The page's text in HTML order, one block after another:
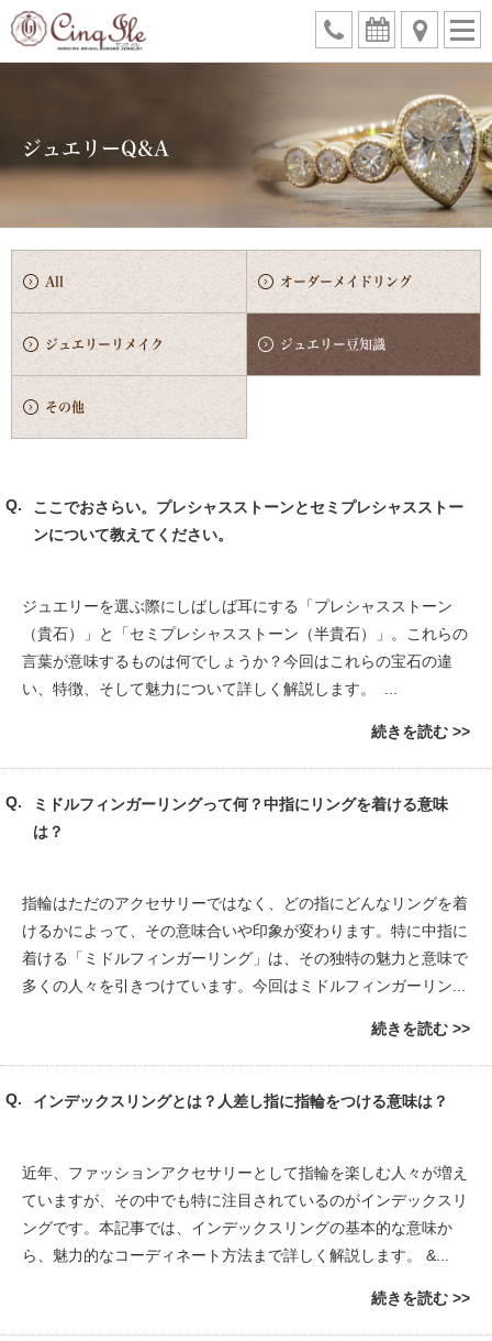
ジュエリーQ&A
All オーダーメイドリング
ジュエリーリメイク ジュエリー豆知識
その他
ここでおさらい。プレシャスストーンとセミプレシャスストー
ンについて教えてください。
ジュエリーを選ぶ際にしばしば耳にする「プレシャスストーン
（貴石）」と「セミプレシャスストーン（半貴石）」。これらの
言葉が意味するものは何でしょうか？今回はこれらの宝石の違
い、特徴、そして魅力について詳しく解説します。 ...
続きを読む
ミドルフィンガーリングって何？中指にリングを着ける意味
は？
指輪はただのアクセサリーではなく、どの指にどんなリングを着
けるかによって、その意味合いや印象が変わります。特に中指に
着ける「ミドルフィンガーリング」は、その独特の魅力と意味で
多くの人々を引きつけています。今回はミドルフィンガーリン...
続きを読む
インデックスリングとは？人差し指に指輪をつける意味は？
近年、ファッションアクセサリーとして指輪を楽しむ人々が増え
ていますが、その中でも特に注目されているのがインデックスリ
ングです。本記事では、インデックスリングの基本的な意味か
ら、魅力的なコーディネート方法まで詳しく解説します。 &...
続きを読む